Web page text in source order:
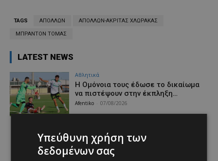
TAGS ΑΠΟΛΛΩΝ ΑΠΟΛΛΩΝ-ΑΚΡΙΤΑΣ ΧΛΩΡΑΚΑΣ
ΜΠΡΑΝΤΟΝ ΤΟΜΑΣ
LATEST NEWS
Αθλητικά
Η Ομόνοια τους έδωσε το δικαίωμα
να πιστέψουν στην έκπληξη…
Afentiko 07/08/2026
Υπεύθυνη χρήση των
δεδομένων σας